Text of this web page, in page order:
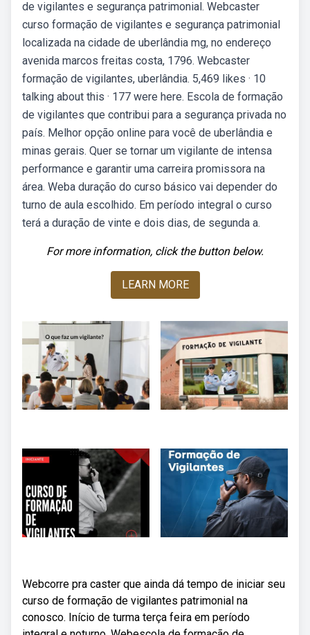
de vigilantes e segurança patrimonial. Webcaster
curso formação de vigilantes e segurança patrimonial
localizada na cidade de uberlândia mg, no endereço
avenida marcos freitas costa, 1796. Webcaster
formação de vigilantes, uberlândia. 5,469 likes · 10
talking about this · 177 were here. Escola de formação
de vigilantes que contribui para a segurança privada no
país. Melhor opção online para você de uberlândia e
minas gerais. Quer se tornar um vigilante de intensa
performance e garantir uma carreira promissora na
área. Weba duração do curso básico vai depender do
turno de aula escolhido. Em período integral o curso
terá a duração de vinte e dois dias, de segunda a.
For more information, click the button below.
LEARN MORE
Webcorre pra caster que ainda dá tempo de iniciar seu
curso de formação de vigilantes patrimonial na
conosco. Início de turma terça feira em período